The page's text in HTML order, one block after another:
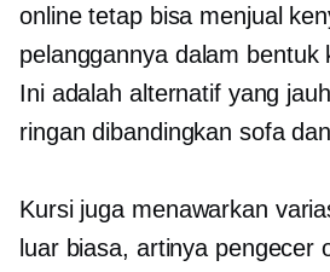
online tetap bisa menjual
pelanggannya dalam bentuk
Ini adalah alternatif yang
ringan dibandingkan sofa
Kursi juga menawarkan
luar biasa, artinya pengecer